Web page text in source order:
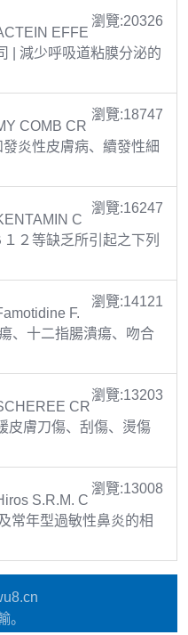
瀏覽:20326
EFFE
| 減少呼吸道粘膜分泌的
瀏覽:18747
COMB CR
炎性皮膚病、續發性細
瀏覽:16247
C
２等缺乏所引起之下列
瀏覽:14121
F.
、十二指腸潰瘍、吻合
瀏覽:13203
CR
皮膚刀傷、刮傷、燙傷
瀏覽:13008
S.R.M. C
常年型過敏性鼻炎的相
。